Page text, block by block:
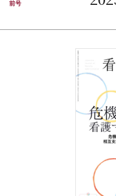
前号